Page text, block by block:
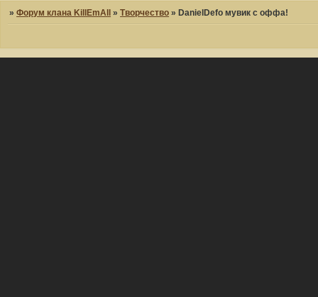
»Форум клана KillEmAll »Творчество » DanielDefo мувик с оффа!